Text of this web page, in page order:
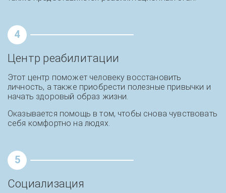
4
Центр реабилитации
Этот центр поможет человеку восстановить
личность, а также приобрести полезные привычки и
начать здоровый образ жизни.
Оказывается помощь в том, чтобы снова чувствовать
себя комфортно на людях.
5
Социализация